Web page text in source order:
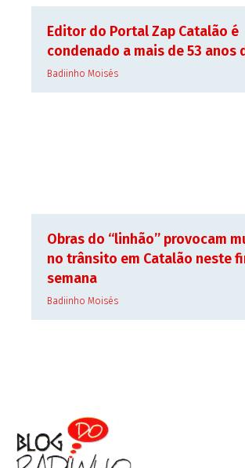
Editor do Portal Zap Catalão é
condenado a mais de 53 anos
Badiinho Moisés
Obras do “linhão” provocam
no trânsito em Catalão neste
semana
Badiinho Moisés